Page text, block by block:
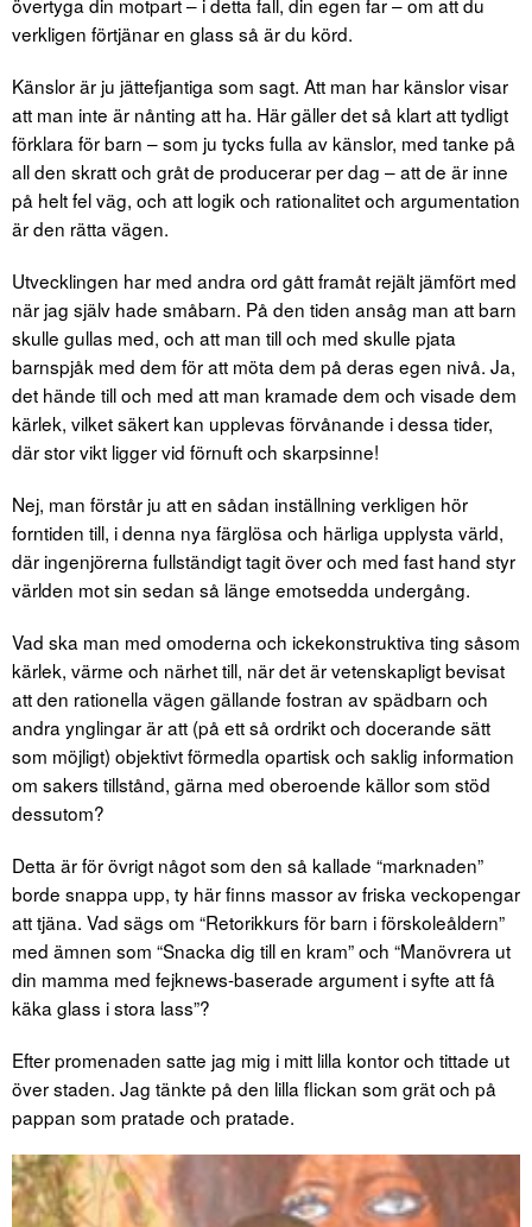
verkligen förtjänar en glass så är du körd.
Känslor är ju jättefjantiga som sagt. Att man har känslor visar
att man inte är nånting att ha. Här gäller det så klart att tydligt
förklara för barn – som ju tycks fulla av känslor, med tanke på
all den skratt och gråt de producerar per dag – att de är inne
på helt fel väg, och att logik och rationalitet och argumentation
är den rätta vägen.
Utvecklingen har med andra ord gått framåt rejält jämfört med
när jag själv hade småbarn. På den tiden ansåg man att barn
skulle gullas med, och att man till och med skulle pjata
barnspjåk med dem för att möta dem på deras egen nivå. Ja,
det hände till och med att man kramade dem och visade dem
kärlek, vilket säkert kan upplevas förvånande i dessa tider,
där stor vikt ligger vid förnuft och skarpsinne!
Nej, man förstår ju att en sådan inställning verkligen hör
forntiden till, i denna nya färglösa och härliga upplysta värld,
där ingenjörerna fullständigt tagit över och med fast hand styr
världen mot sin sedan så länge emotsedda undergång.
Vad ska man med omoderna och ickekonstruktiva ting såsom
kärlek, värme och närhet till, när det är vetenskapligt bevisat
att den rationella vägen gällande fostran av spädbarn och
andra ynglingar är att (på ett så ordrikt och docerande sätt
som möjligt) objektivt förmedla opartisk och saklig information
om sakers tillstånd, gärna med oberoende källor som stöd
dessutom?
Detta är för övrigt något som den så kallade “marknaden”
borde snappa upp, ty här finns massor av friska veckopengar
att tjäna. Vad sägs om “Retorikkurs för barn i förskoleåldern”
med ämnen som “Snacka dig till en kram” och “Manövrera ut
din mamma med fejknews-baserade argument i syfte att få
käka glass i stora lass”?
Efter promenaden satte jag mig i mitt lilla kontor och tittade ut
över staden. Jag tänkte på den lilla flickan som grät och på
pappan som pratade och pratade.